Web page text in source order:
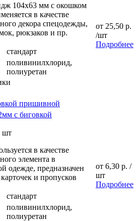
104х63 мм с окошком
в качестве
декора спецодежды,
рюкзаков и пр.
стандарт
поливинилхлорид,
полиуретан
от 25,50 р.
/шт
Подробнее
пришивной
с биговкой
шт
в качестве
элемента в
одежде, предназначен
и пропусков
стандарт
поливинилхлорид,
полиуретан
от 6,30 р. /
шт
Подробнее